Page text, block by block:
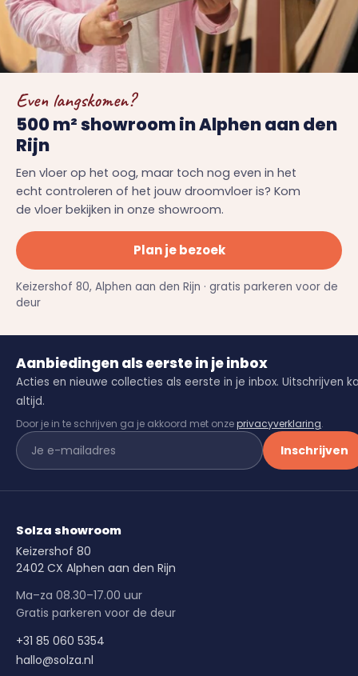
Even langskomen?
500 m² showroom in Alphen aan den
Rijn
Een vloer op het oog, maar toch nog even in het
echt controleren of het jouw droomvloer is? Kom
de vloer bekijken in onze showroom.
Plan je bezoek
Keizershof 80, Alphen aan den Rijn · gratis parkeren voor de
deur
Aanbiedingen als eerste in je inbox
Acties en nieuwe collecties als eerste in je inbox. Uitschrijven
altijd.
Door je in te schrijven ga je akkoord met onzeprivacyverklaring.
Inschrijven
Solza showroom
Keizershof 80
2402 CX Alphen aan den Rijn
Ma–za 08.30–17.00 uur
Gratis parkeren voor de deur
+31 85 060 5354
hallo@solza.nl